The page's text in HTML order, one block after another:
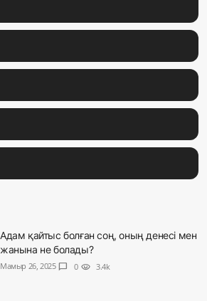
Адам қайтыс болған соң, оның денесі мен
жанына не болады?
Мамыр 26, 2025 chat_bubble 0 visibility 3.4k